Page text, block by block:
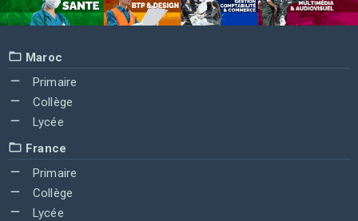
Maroc
Primaire
Collège
Lycée
France
Primaire
Collège
Lycée